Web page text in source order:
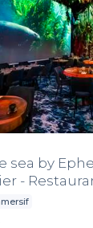
sea by
-